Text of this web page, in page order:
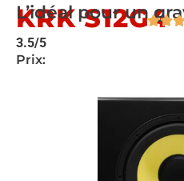
KRK S12G4
L’idéal pour un
3.5/5
Prix: